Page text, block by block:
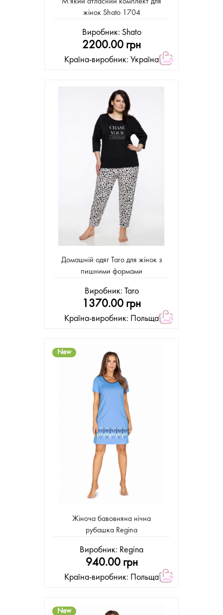
жінок Shato 1704
Виробник: Shato
2200.00 грн
Країна-виробник: Україна
Домашнiй одяг Taro для жінок з
пишними формами
Виробник: Taro
1370.00 грн
Країна-виробник: Польща
New
Жіноча бавовняна нічна
рубашка Regina
Виробник: Regina
940.00 грн
Країна-виробник: Польща
New